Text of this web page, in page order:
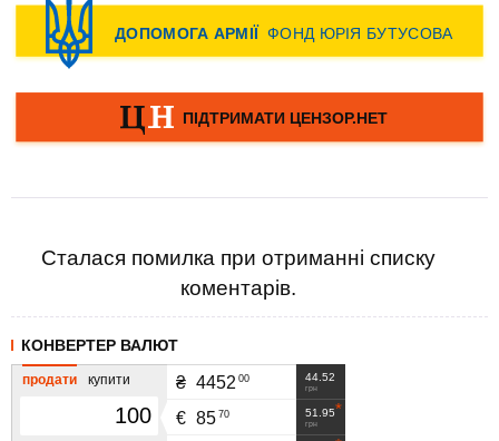
Сталася помилка при отриманні списку
коментарів.
КОНВЕРТЕР ВАЛЮТ
продати купити 44.52
грн
₴ 4452 00
51.95
грн
€ 85 70